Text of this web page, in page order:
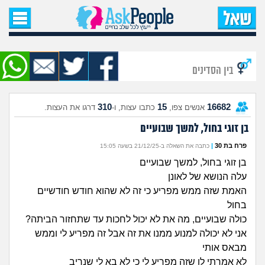
עמוד הבית
שאל שאלה
שאלות חדשות
שאלות שעוררו עניין
עצות חדשות
מדורים
בין הסדינים
16682 אנשים צפו, 15 כתבו עצות, ו-310 דרגו את העצות.
בן זוגי בחול, למשך שבועיים
פרח בת 30 | כתבה את השאלה ב-21/12/25 בשעה 15:05
בן זוגי בחול, למשך שבועיים
עלה הנושא של לאונן
האמת שזה ממש מפריע כי זה לא שהוא חודש חודשיים
בחול
כולה שבועיים, מה את לא יכול לחכות עד שתחזור הביתה?
אני לא יכולה למנוע ממנו את זה אבל זה מפריע לי וממש
מבאס אותי
לא אמרתי לו שזה מפריע לי כי לא בא לי שנריב